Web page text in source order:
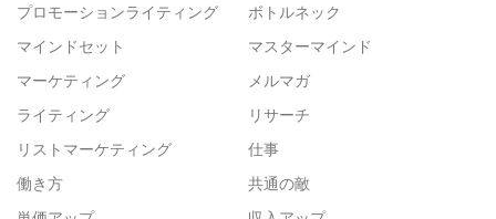
プロモーションライティング
ボトルネック
マインドセット
マスターマインド
マーケティング
メルマガ
ライティング
リサーチ
リストマーケティング
仕事
働き方
共通の敵